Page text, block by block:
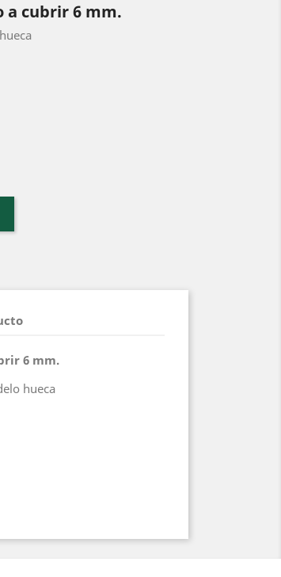
a cubrir 6 mm.
6 mm.
hueca